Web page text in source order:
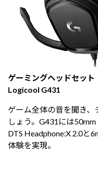
ゲーミングヘッドセット
Logicool G431
ゲーム全体の音を聞き
しょう。G431には
DTS Headphone:X 2.0と
体験を実現。